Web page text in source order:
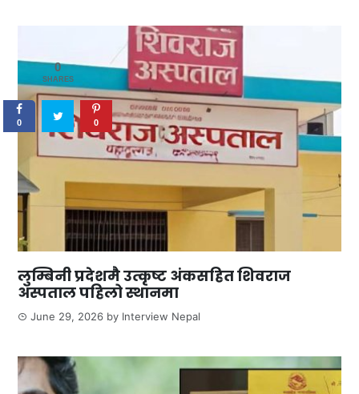
लुम्बिनी प्रदेशमै उत्कृष्ट अंकसहित शिवराज
अस्पताल पहिलो स्थानमा
June 29, 2026 by Interview Nepal
0
SHARES
0 0